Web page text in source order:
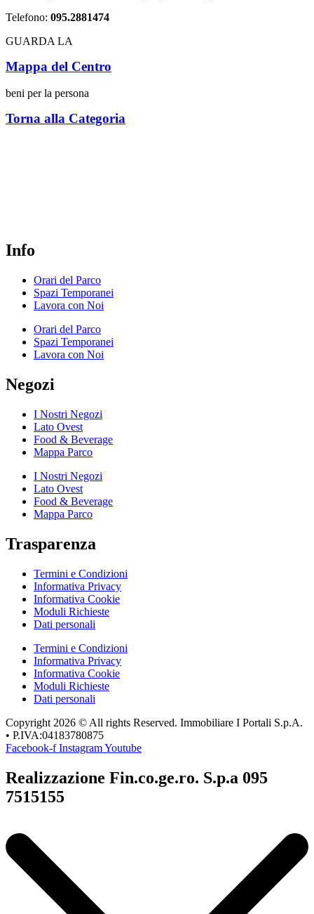
Telefono: 095.2881474
GUARDA LA
Mappa del Centro
beni per la persona
Torna alla Categoria
Info
Orari del Parco
Spazi Temporanei
Lavora con Noi
Orari del Parco
Spazi Temporanei
Lavora con Noi
Negozi
I Nostri Negozi
Lato Ovest
Food & Beverage
Mappa Parco
I Nostri Negozi
Lato Ovest
Food & Beverage
Mappa Parco
Trasparenza
Termini e Condizioni
Informativa Privacy
Informativa Cookie
Moduli Richieste
Dati personali
Termini e Condizioni
Informativa Privacy
Informativa Cookie
Moduli Richieste
Dati personali
Copyright 2026 © All rights Reserved. Immobiliare I Portali S.p.A.
• P.IVA:04183780875
Facebook-f InstagramYoutube
Realizzazione Fin.co.ge.ro. S.p.a 095
7515155